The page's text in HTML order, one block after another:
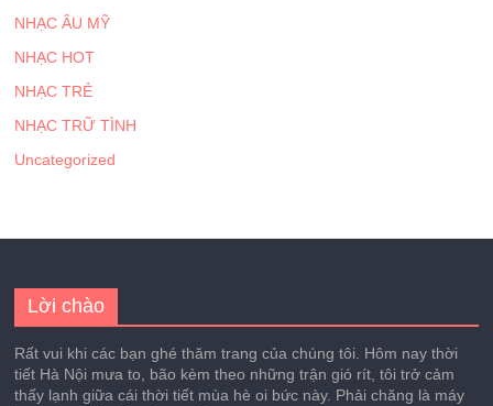
NHẠC ÂU MỸ
NHẠC HOT
NHẠC TRẺ
NHẠC TRỮ TÌNH
Uncategorized
Lời chào
Rất vui khi các bạn ghé thăm trang của chúng tôi. Hôm nay thời
tiết Hà Nội mưa to, bão kèm theo những trận gió rít, tôi trở cảm
thấy lạnh giữa cái thời tiết mùa hè oi bức này. Phải chăng là máy